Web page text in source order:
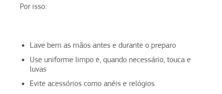
Por isso:
Lave bem as mãos antes e durante o preparo
Use uniforme limpo e, quando necessário, touca e
luvas
Evite acessórios como anéis e relógios